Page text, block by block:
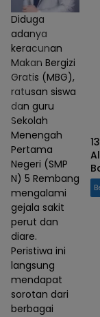
Diduga
adanya
keracunan
Makan Bergizi
Gratis (MBG),
ratusan siswa
dan guru
Sekolah
Menengah
Pertama
Negeri (SMP
N) 5 Rembang
mengalami
gejala sakit
perut dan
diare.
Peristiwa ini
langsung
mendapat
sorotan dari
berbagai